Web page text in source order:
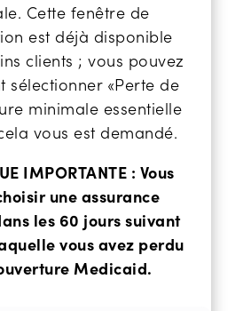
Cette fenêtre de
est déjà disponible
clients ; vous pouvez
sélectionner «Perte de
minimale essentielle
vous est demandé.
IMPORTANTE : Vous
une assurance
les 60 jours suivant
vous avez perdu
Medicaid.